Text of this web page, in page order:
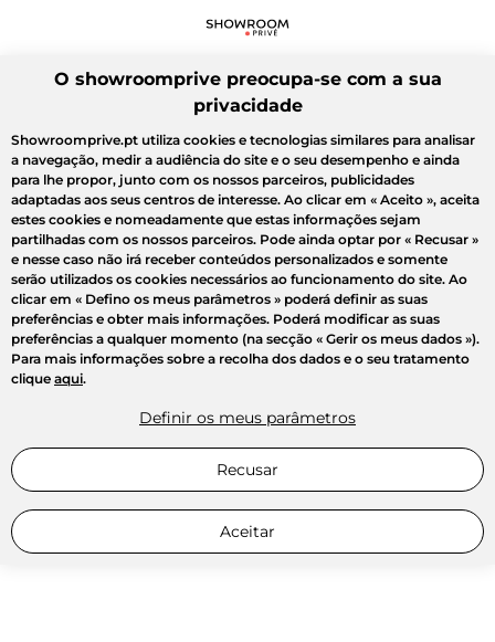
O showroomprive preocupa-se com a sua
privacidade
Showroomprive.pt utiliza cookies e tecnologias similares para analisar
a navegação, medir a audiência do site e o seu desempenho e ainda
para lhe propor, junto com os nossos parceiros, publicidades
adaptadas aos seus centros de interesse. Ao clicar em « Aceito », aceita
estes cookies e nomeadamente que estas informações sejam
partilhadas com os nossos parceiros. Pode ainda optar por « Recusar »
e nesse caso não irá receber conteúdos personalizados e somente
serão utilizados os cookies necessários ao funcionamento do site. Ao
clicar em « Defino os meus parâmetros » poderá definir as suas
preferências e obter mais informações. Poderá modificar as suas
preferências a qualquer momento (na secção « Gerir os meus dados »).
Para mais informações sobre a recolha dos dados e o seu tratamento
clique aqui.
Definir os meus parâmetros
Recusar
Aceitar